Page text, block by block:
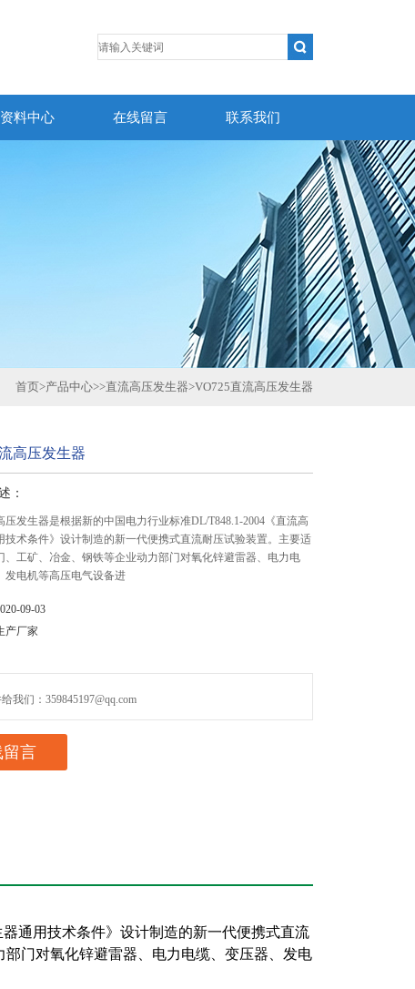
资料中心 在线留言 联系我们
首页>产品中心>>直流高压发生器>VO725直流高压发生器
高压发生器
：
压发生器是根据新的中国电力行业标准DL/T848.1-2004《直流高
技术条件》设计制造的新一代便携式直流耐压试验装置。主要适
、工矿、冶金、钢铁等企业动力部门对氧化锌避雷器、电力电
发电机等高压电气设备进
09-03
产厂家
我们：359845197@qq.com
留言
通用技术条件》设计制造的新一代便携式直流
门对氧化锌避雷器、电力电缆、变压器、发电